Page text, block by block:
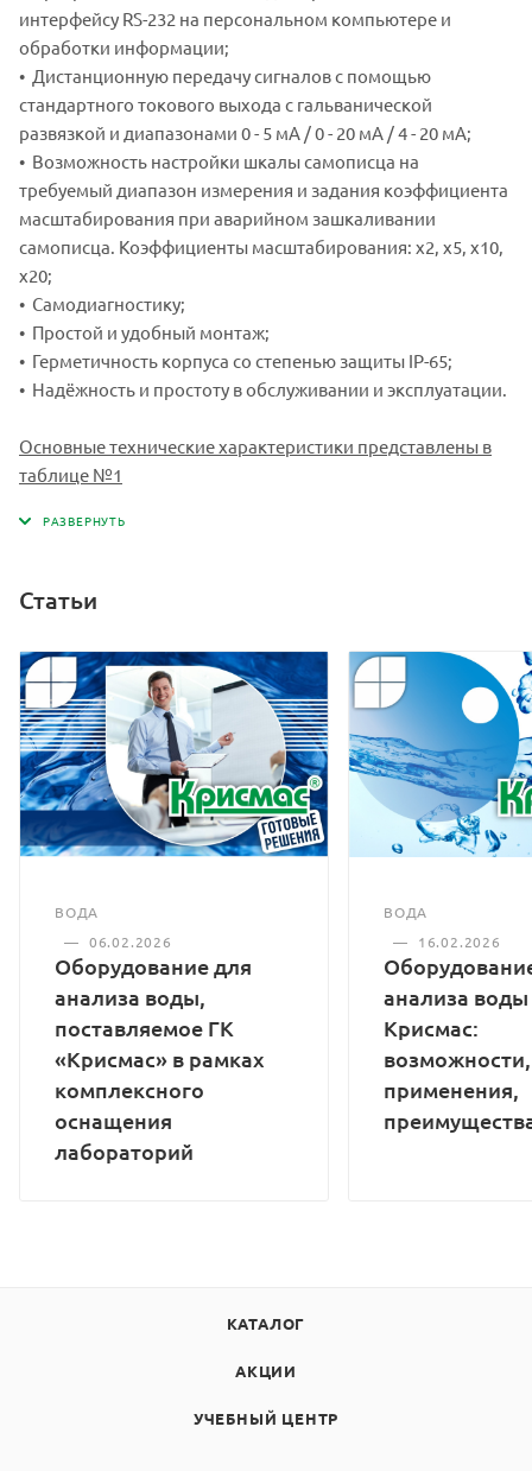
интерфейсу RS-232 на персональном компьютере и
обработки информации;
• Дистанционную передачу сигналов с помощью
стандартного токового выхода с гальванической
развязкой и диапазонами 0 - 5 мА / 0 - 20 мА / 4 - 20 мА;
• Возможность настройки шкалы самописца на
требуемый диапазон измерения и задания коэффициента
масштабирования при аварийном зашкаливании
самописца. Коэффициенты масштабирования: x2, x5, x10,
x20;
• Самодиагностику;
• Простой и удобный монтаж;
• Герметичность корпуса со степенью защиты IP-65;
• Надёжность и простоту в обслуживании и эксплуатации.
Основные технические характеристики представлены в
таблице №1
Статьи
ВОДА
— 06.02.2026
Оборудование для
анализа воды,
поставляемое ГК
«Крисмас» в рамках
комплексного
оснащения
лабораторий
ВОДА
—
16.02.2026
анализа воды
Крисмас:
применения,
КАТАЛОГ
АКЦИИ
УЧЕБНЫЙ ЦЕНТР